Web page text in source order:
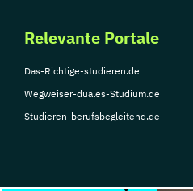
Relevante Portale
Das-Richtige-studieren.de
Wegweiser-duales-Studium.de
Studieren-berufsbegleitend.de